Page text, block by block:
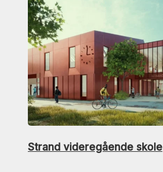
Strand videregående skole